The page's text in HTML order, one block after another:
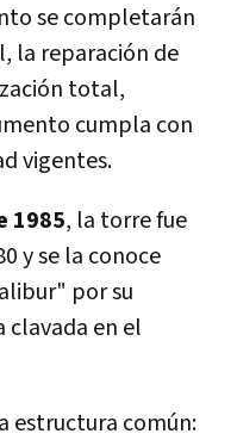
se completarán
la reparación de
total,
cumpla con
vigentes.
1985, la torre fue
y se la conoce
por su
clavada en el
estructura común: